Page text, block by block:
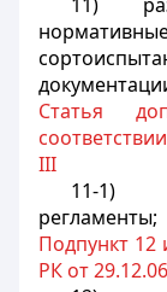
Статья
III
11-1)
регламенты;
Подпункт 12
РК от